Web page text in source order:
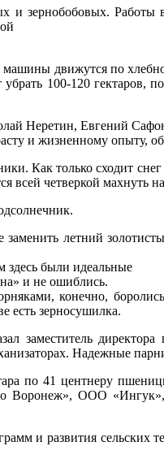
и зернобобовых. Работы
движутся по
100-120
Неретин, Евгений
и жизненному опыту,
Как только сходит
всей четверкой махнуть
летний
здесь были идеальные
и не ошиблись.
конечно,
есть зерносушилка.
заместитель
Надежные
по 41 центнеру
Воронеж», ООО
и развития сельских